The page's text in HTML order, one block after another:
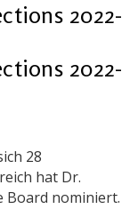
2022-
2022-
28
hat Dr.
Board nominiert.